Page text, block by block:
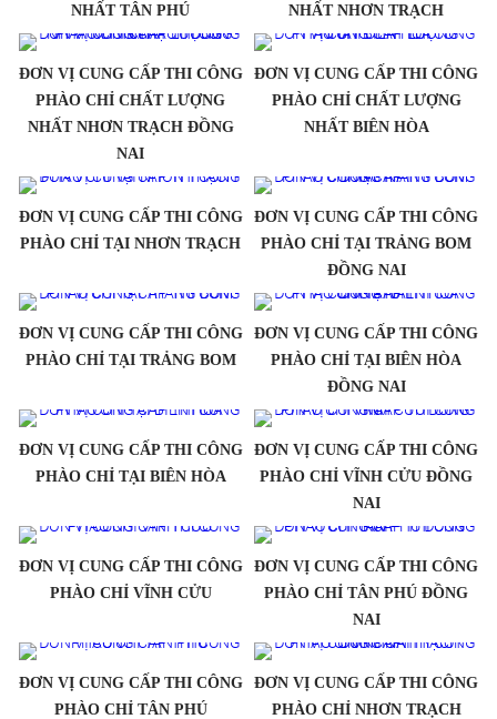
NHẤT TÂN PHÚ
NHẤT NHƠN TRẠCH
ĐƠN VỊ CUNG CẤP THI CÔNG
PHÀO CHỈ CHẤT LƯỢNG
NHẤT NHƠN TRẠCH ĐỒNG
NAI
ĐƠN VỊ CUNG CẤP THI CÔNG
PHÀO CHỈ CHẤT LƯỢNG
NHẤT BIÊN HÒA
ĐƠN VỊ CUNG CẤP THI CÔNG
PHÀO CHỈ TẠI NHƠN TRẠCH
ĐƠN VỊ CUNG CẤP THI CÔNG
PHÀO CHỈ TẠI TRẢNG BOM
ĐỒNG NAI
ĐƠN VỊ CUNG CẤP THI CÔNG
PHÀO CHỈ TẠI TRẢNG BOM
ĐƠN VỊ CUNG CẤP THI CÔNG
PHÀO CHỈ TẠI BIÊN HÒA
ĐỒNG NAI
ĐƠN VỊ CUNG CẤP THI CÔNG
PHÀO CHỈ TẠI BIÊN HÒA
ĐƠN VỊ CUNG CẤP THI CÔNG
PHÀO CHỈ VĨNH CỬU ĐỒNG
NAI
ĐƠN VỊ CUNG CẤP THI CÔNG
PHÀO CHỈ VĨNH CỬU
ĐƠN VỊ CUNG CẤP THI CÔNG
PHÀO CHỈ TÂN PHÚ ĐỒNG
NAI
ĐƠN VỊ CUNG CẤP THI CÔNG
PHÀO CHỈ TÂN PHÚ
ĐƠN VỊ CUNG CẤP THI CÔNG
PHÀO CHỈ NHƠN TRẠCH